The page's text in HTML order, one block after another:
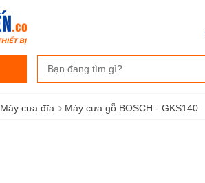
Máy cưa đĩa › Máy cưa gỗ BOSCH - GKS140